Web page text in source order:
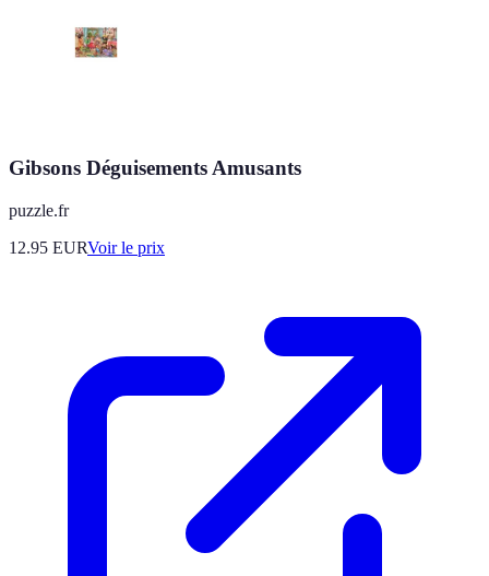
Gibsons Déguisements Amusants
puzzle.fr
12.95 EURVoir le prix